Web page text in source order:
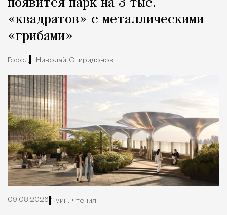
появится парк на 3 тыс.
«квадратов» с металлическими
«грибами»
Город Николай Спиридонов
09.08.2026 1 мин. чтения